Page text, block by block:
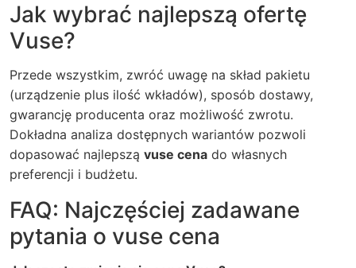
Jak wybrać najlepszą ofertę
Vuse?
Przede wszystkim, zwróć uwagę na skład pakietu
(urządzenie plus ilość wkładów), sposób dostawy,
gwarancję producenta oraz możliwość zwrotu.
Dokładna analiza dostępnych wariantów pozwoli
dopasować najlepszą vuse cena do własnych
preferencji i budżetu.
FAQ: Najczęściej zadawane
pytania o vuse cena